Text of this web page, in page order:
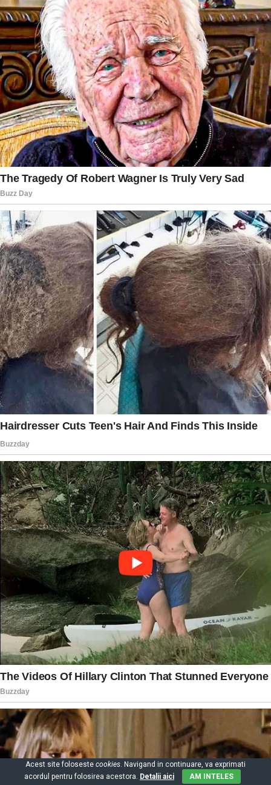
Acest site foloseste cookies. Navigand in continuare, va exprimati
acordul pentru folosirea acestora. Detalii aici AM INTELES